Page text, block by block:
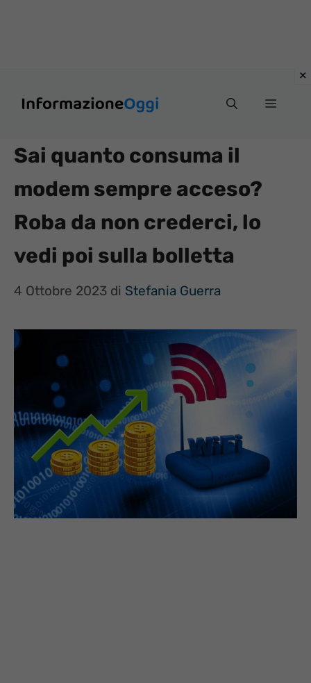
Menu
Sai quanto consuma il
modem sempre acceso?
Roba da non crederci, lo
vedi poi sulla bolletta
4 Ottobre 2023 di Stefania Guerra